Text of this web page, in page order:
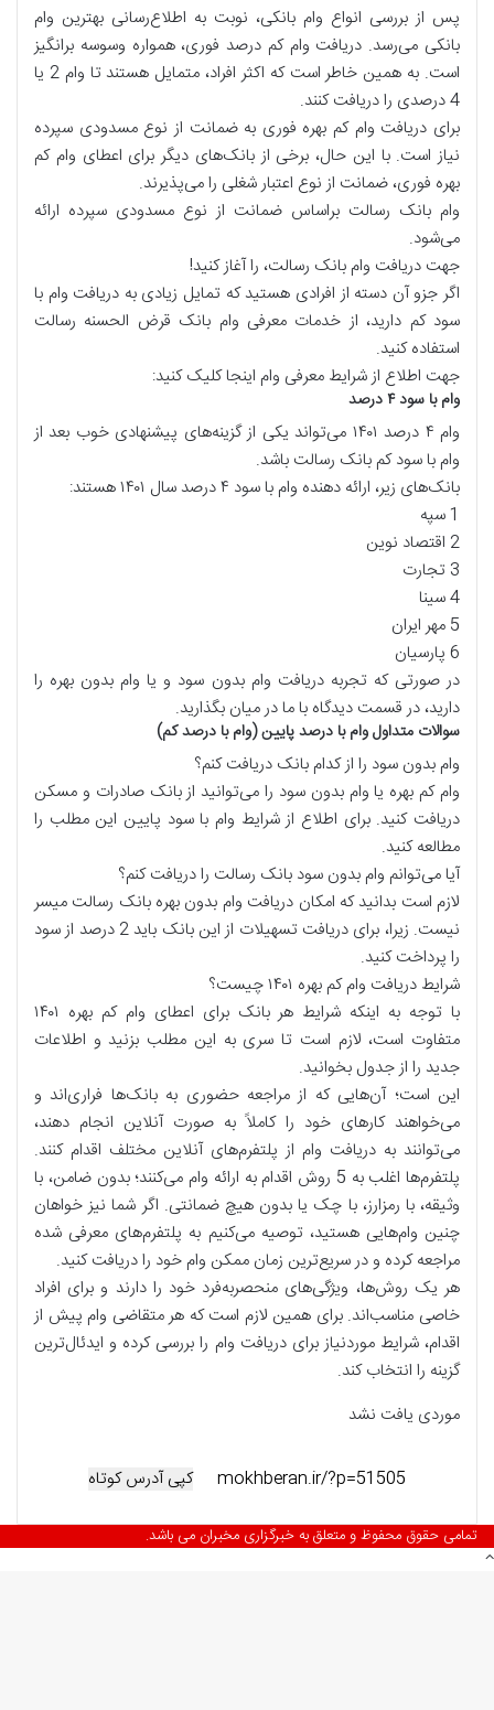
پس از بررسی انواع وام بانکی، نوبت به اطلاع‌رسانی بهترین وام
بانکی می‌رسد. دریافت وام کم درصد فوری، همواره وسوسه برانگیز
است. به همین خاطر است که اکثر افراد، متمایل هستند تا وام 2 یا
4 درصدی را دریافت کنند.
برای دریافت وام کم بهره فوری به ضمانت از نوع مسدودی سپرده
نیاز است. با این حال، برخی از بانک‌های دیگر برای اعطای وام کم
بهره فوری، ضمانت از نوع اعتبار شغلی را می‌پذیرند.
وام بانک رسالت براساس ضمانت از نوع مسدودی سپرده ارائه
می‌شود.
جهت دریافت وام بانک رسالت، را آغاز کنید!
اگر جزو آن دسته از افرادی هستید که تمایل زیادی به دریافت وام با
سود کم دارید، از خدمات معرفی وام بانک قرض الحسنه رسالت
استفاده کنید.
جهت اطلاع از شرایط معرفی وام اینجا کلیک کنید:
وام با سود ۴ درصد
وام ۴ درصد ۱۴۰۱ می‌تواند یکی از گزینه‌های پیشنهادی خوب بعد از
وام با سود کم بانک رسالت باشد.
بانک‌های زیر، ارائه دهنده وام با سود ۴ درصد سال ۱۴۰۱ هستند:
1 سپه
2 اقتصاد نوین
3 تجارت
4 سینا
5 مهر ایران
6 پارسیان
در صورتی که تجربه دریافت وام بدون سود و یا وام بدون بهره را
دارید، در قسمت دیدگاه با ما در میان بگذارید.
سوالات متداول وام با درصد پایین (وام با درصد کم)
وام بدون سود را از کدام بانک دریافت کنم؟
وام کم بهره یا وام بدون سود را می‌توانید از بانک صادرات و مسکن
دریافت کنید. برای اطلاع از شرایط وام با سود پایین این مطلب را
مطالعه کنید.
آیا می‌توانم وام بدون سود بانک رسالت را دریافت کنم؟
لازم است بدانید که امکان دریافت وام بدون بهره بانک رسالت میسر
نیست. زیرا، برای دریافت تسهیلات از این بانک باید 2 درصد از سود
را پرداخت کنید.
شرایط دریافت وام کم بهره ۱۴۰۱ چیست؟
با توجه به اینکه شرایط هر بانک برای اعطای وام کم بهره ۱۴۰۱
متفاوت است، لازم است تا سری به این مطلب بزنید و اطلاعات
جدید را از جدول بخوانید.
این است؛ آن‌هایی که از مراجعه حضوری به بانک‌ها فراری‌اند و
می‌خواهند کارهای خود را کاملاً به صورت آنلاین انجام دهند،
می‌توانند به دریافت وام از پلتفرم‌های آنلاین مختلف اقدام کنند.
پلتفرم‌ها اغلب به 5 روش اقدام به ارائه وام می‌کنند؛ بدون ضامن، با
وثیقه، با رمزارز، با چک یا بدون هیچ ضمانتی. اگر شما نیز خواهان
چنین وام‌هایی هستید، توصیه می‌کنیم به پلتفرم‌های معرفی شده
مراجعه کرده و در سریع‌ترین زمان ممکن وام خود را دریافت کنید.
هر یک روش‌ها، ویژگی‌های منحصربه‌فرد خود را دارند و برای افراد
خاصی مناسب‌اند. برای همین لازم است که هر متقاضی وام پیش از
اقدام، شرایط موردنیاز برای دریافت وام را بررسی کرده و ایدئال‌ترین
گزینه را انتخاب کند.
موردی یافت نشد
کپی آدرس کوتاه
تمامی حقوق محفوظ و متعلق به خبرگزاری مخبران می باشد.